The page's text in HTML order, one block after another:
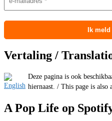
Vertaling /
Deze pagina is ook
hiernaast. / This page is
A Pop Life op